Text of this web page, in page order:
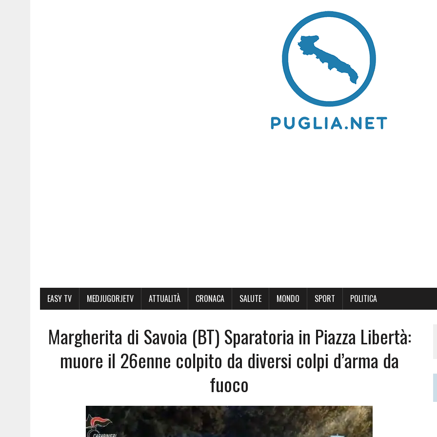
EASY TV MEDJUGORJETV ATTUALITÀ CRONACA SALUTE MONDO SPORT POLITICA
Margherita di Savoia (BT) Sparatoria in Piazza Libertà:
muore il 26enne colpito da diversi colpi d’arma da
fuoco